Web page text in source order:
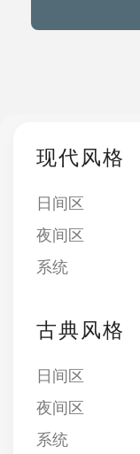
现代风格
日间区
夜间区
系统
古典风格
日间区
夜间区
系统